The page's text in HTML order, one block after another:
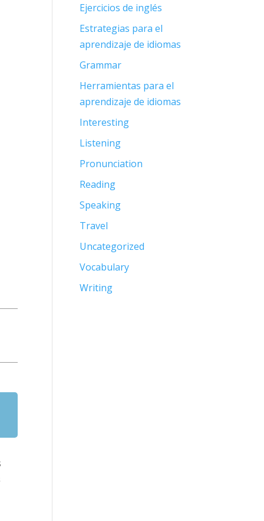
Ejercicios de inglés
Estrategias para el
aprendizaje de idiomas
Grammar
Herramientas para el
aprendizaje de idiomas
Interesting
Listening
Pronunciation
Reading
Speaking
Travel
Uncategorized
Vocabulary
Writing